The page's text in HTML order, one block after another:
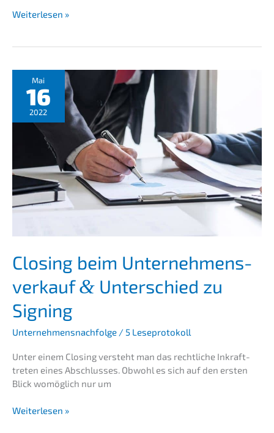
Spedi­
GmbH
Unternehmensverkauf
Weiterlesen »
Mai
16
2022
Closing beim Unter­nehmens­
verkauf& Unter­schied zu
Signing
Unternehmensnachfolge / 5 Leseprotokoll
Unter einem Closing versteht man das recht­li­che Inkraft­
tre­ten eines Abschlus­ses. Obwohl es sich auf den ersten
Blick womög­lich nur um
Closing
Weiterlesen »